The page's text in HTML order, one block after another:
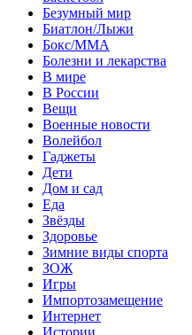
Безумный мир
Биатлон/Лыжи
Бокс/MMA
Болезни и лекарства
В мире
В России
Вещи
Военные новости
Волейбол
Гаджеты
Дети
Дом и сад
Еда
Звёзды
Здоровье
Зимние виды спорта
ЗОЖ
Игры
Импортозамещение
Интернет